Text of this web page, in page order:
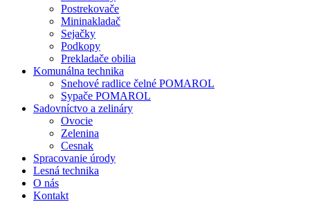
Postrekovače
Mininakladač
Sejačky
Podkopy
Prekladače obilia
Komunálna technika
Snehové radlice čelné POMAROL
Sypače POMAROL
Sadovníctvo a zelináry
Ovocie
Zelenina
Cesnak
Spracovanie úrody
Lesná technika
O nás
Kontakt